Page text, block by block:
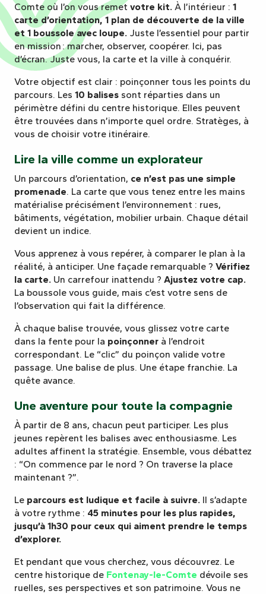
Comte où l’on vous remet votre kit. À l’intérieur : 1
carte d’orientation, 1 plan de découverte de la ville
et 1 boussole avec loupe. Juste l’essentiel pour partir
en mission : marcher, observer, coopérer. Ici, pas
d’écran. Juste vous, la carte et la ville à conquérir.
Votre objectif est clair : poinçonner tous les points du
parcours. Les 10 balises sont réparties dans un
périmètre défini du centre historique. Elles peuvent
être trouvées dans n’importe quel ordre. Stratèges, à
vous de choisir votre itinéraire.
Lire la ville comme un explorateur
Un parcours d’orientation, ce n’est pas une simple
promenade. La carte que vous tenez entre les mains
matérialise précisément l’environnement : rues,
bâtiments, végétation, mobilier urbain. Chaque détail
devient un indice.
Vous apprenez à vous repérer, à comparer le plan à la
réalité, à anticiper. Une façade remarquable ? Vérifiez
la carte. Un carrefour inattendu ? Ajustez votre cap.
La boussole vous guide, mais c’est votre sens de
l’observation qui fait la différence.
À chaque balise trouvée, vous glissez votre carte
dans la fente pour la poinçonner à l’endroit
correspondant. Le “clic” du poinçon valide votre
passage. Une balise de plus. Une étape franchie. La
quête avance.
Une aventure pour toute la compagnie
À partir de 8 ans, chacun peut participer. Les plus
jeunes repèrent les balises avec enthousiasme. Les
adultes affinent la stratégie. Ensemble, vous débattez
: “On commence par le nord ? On traverse la place
maintenant ?”.
Le parcours est ludique et facile à suivre. Il s’adapte
à votre rythme : 45 minutes pour les plus rapides,
jusqu’à 1h30 pour ceux qui aiment prendre le temps
d’explorer.
Et pendant que vous cherchez, vous découvrez. Le
centre historique de Fontenay-le-Comte dévoile ses
ruelles, ses perspectives et son patrimoine. Vous ne